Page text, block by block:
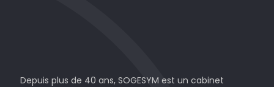
Depuis plus de 40 ans, SOGESYM est un cabinet